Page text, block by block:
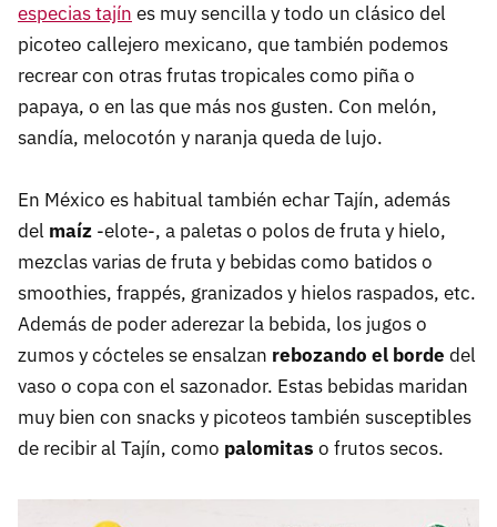
especias tajín es muy sencilla y todo un clásico del
picoteo callejero mexicano, que también podemos
recrear con otras frutas tropicales como piña o
papaya, o en las que más nos gusten. Con melón,
sandía, melocotón y naranja queda de lujo.
En México es habitual también echar Tajín, además
del maíz -elote-, a paletas o polos de fruta y hielo,
mezclas varias de fruta y bebidas como batidos o
smoothies, frappés, granizados y hielos raspados, etc.
Además de poder aderezar la bebida, los jugos o
zumos y cócteles se ensalzan rebozando el borde del
vaso o copa con el sazonador. Estas bebidas maridan
muy bien con snacks y picoteos también susceptibles
de recibir al Tajín, como palomitas o frutos secos.